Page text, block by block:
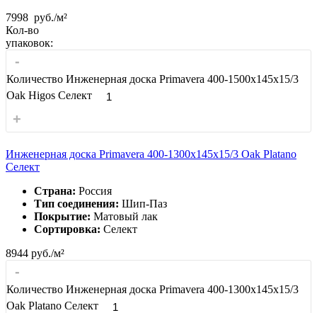
7998 руб./м²
Кол-во
упаковок:
-
Количество Инженерная доска Primavera 400-1500х145х15/3
Oak Higos Селект
+
Инженерная доска Primavera 400-1300х145х15/3 Oak Platano
Селект
Страна: Россия
Тип соединения: Шип-Паз
Покрытие: Матовый лак
Сортировка: Селект
8944 руб./м²
-
Количество Инженерная доска Primavera 400-1300х145х15/3
Oak Platano Селект